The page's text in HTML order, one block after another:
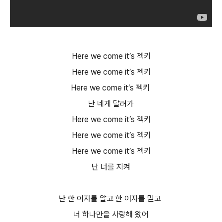
Here we come it’s 젝키
Here we come it’s 젝키
Here we come it’s 젝키
난 네게 달려가
Here we come it’s 젝키
Here we come it’s 젝키
Here we come it’s 젝키
난 너를 지켜
난 한 여자를 알고 한 여자를 믿고
너 하나만을 사랑해 왔어